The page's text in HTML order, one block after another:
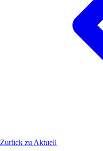
Zurück zu Aktuell